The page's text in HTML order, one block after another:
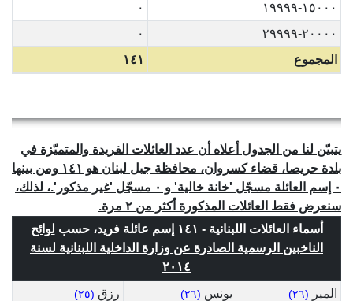
١٥٠٠٠-١٩٩٩٩
٠
٢٠٠٠٠-٢٩٩٩٩
٠
المجموع
١٤١
يتبيّن لنا من الجدول أعلاه أن عدد العائلات الفريدة والمتميّزة في
بلدة حريصا، قضاء كسروان، محافظة جبل لبنان هو ١٤١ ومن بينها
٠ إسم العائلة مسجّل 'خانة خالية' و ٠ مسجّل 'غير مذكور'.، لذلك،
سنعرض فقط العائلات المذكورة أكثر من ٢ مرة.
أسماء العائلات اللبنانية - ١٤١ إسم عائلة فريد، حسب
لوائح
الناخبين الرسمية الصادرة عن وزارة الداخلية اللبنانية لسنة
٢٠١٤
المير (٢٦) يونس (٢٦) رزق (٢٥)